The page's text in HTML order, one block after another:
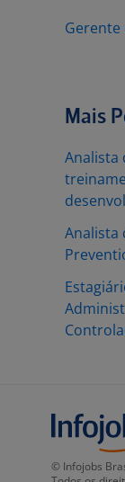
Gerente
Mais
Analista
Analista
© Infojobs